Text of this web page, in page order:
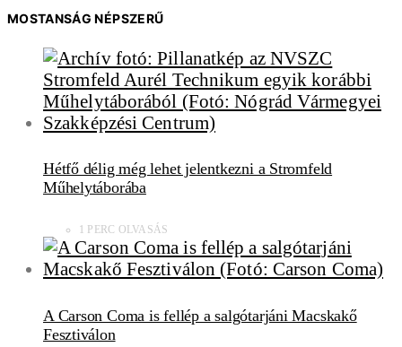
MOSTANSÁG NÉPSZERŰ
Hétfő délig még lehet jelentkezni a Stromfeld
Műhelytáborába
1 PERC OLVASÁS
A Carson Coma is fellép a salgótarjáni Macskakő
Fesztiválon